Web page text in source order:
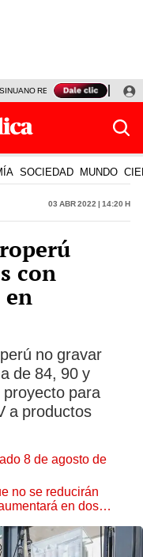
SINUANO RESULTADOS HOY
SOCIEDAD MUNDO
03 Abr 2022 | 14:20 h
con
en
no gravar
de 84, 90 y
para
a productos
8 de agosto de
no se reducirán
en dos